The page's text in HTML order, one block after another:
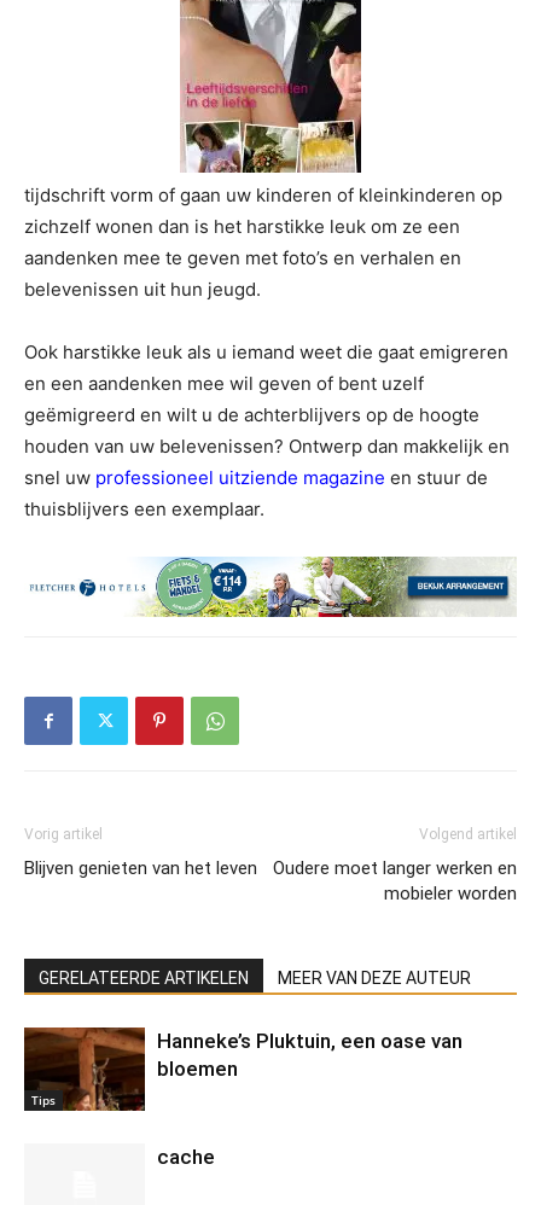
tijdschrift vorm of gaan uw kinderen of kleinkinderen op
zichzelf wonen dan is het harstikke leuk om ze een
aandenken mee te geven met foto’s en verhalen en
belevenissen uit hun jeugd.
Ook harstikke leuk als u iemand weet die gaat emigreren
en een aandenken mee wil geven of bent uzelf
geëmigreerd en wilt u de achterblijvers op de hoogte
houden van uw belevenissen? Ontwerp dan makkelijk en
snel uw professioneel uitziende magazine en stuur de
thuisblijvers een exemplaar.
Vorig artikel
Blijven genieten van het leven
Volgend artikel
Oudere moet langer werken en
mobieler worden
GERELATEERDE ARTIKELEN MEER VAN DEZE AUTEUR
Tips
Hanneke’s Pluktuin, een oase van
bloemen
cache